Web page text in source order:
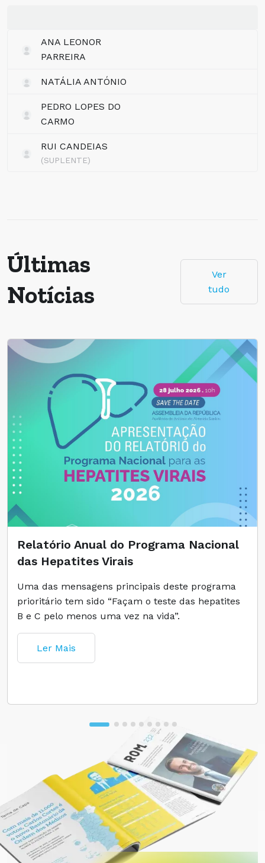
ANA LEONOR
PARREIRA
NATÁLIA ANTÓNIO
PEDRO LOPES DO
CARMO
RUI CANDEIAS
(SUPLENTE)
Últimas
Notícias
Ver
tudo
Relatório Anual do Programa Nacional
das Hepatites Virais
Uma das mensagens principais deste programa
prioritário tem sido “Façam o teste das hepatites
B e C pelo menos uma vez na vida”.
Ler Mais